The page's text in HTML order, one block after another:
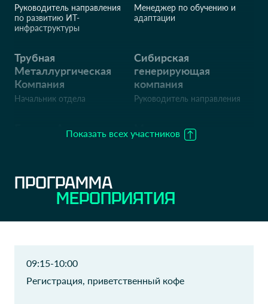
Руководитель направления
по развитию ИТ-
инфраструктуры
Менеджер по обучению и
адаптации
Трубная
Металлургическая
Компания
Начальник отдела
Сибирская
генерирующая
компания
Руководитель направления
Евразия Ассистанс
Руководитель ИТ службы
Калужская сбытовая
компания
Начальник отдела
ПКФ Экс-форма
Руководитель контакт-
Зетта Страхование
жизни
Управляющий директор
Показать всех участников
ПРОГРАММА
МЕРОПРИЯТИЯ
09:15-10:00
Регистрация, приветственный кофе